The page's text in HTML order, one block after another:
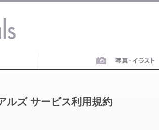
ルズ サービス利用規約